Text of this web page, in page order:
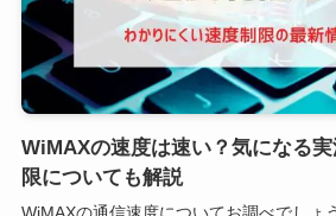
WiMAXの速度は速い？気になる
限についても解説